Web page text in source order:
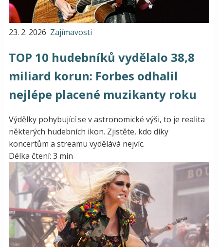
23. 2. 2026 Zajímavosti
TOP 10 hudebníků vydělalo 38,8
miliard korun: Forbes odhalil
nejlépe placené muzikanty roku
Výdělky pohybující se v astronomické výši, to je realita
některých hudebních ikon. Zjistěte, kdo díky
koncertům a streamu vydělává nejvíc.
Délka čtení: 3 min